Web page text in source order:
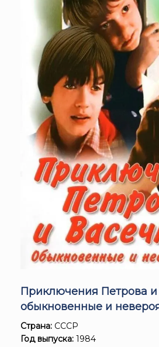
Приключения Петрова и
обыкновенные и
Страна: СССР
Год выпуска: 1984